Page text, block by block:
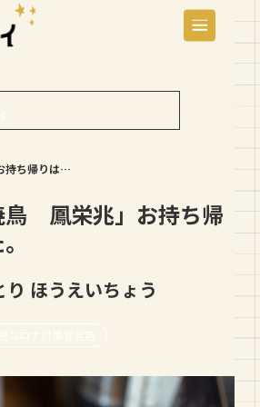
神町にある「焼鳥 鳳栄兆」お持ち帰りはじめました。
鳥 鳳栄兆」お持ち帰
り ほうえいちょう
コロナ対策宣言店